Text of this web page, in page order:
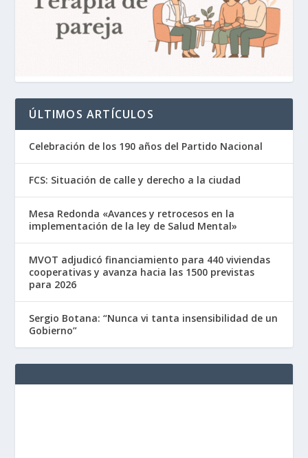
ÚLTIMOS ARTÍCULOS
Celebración de los 190 años del Partido Nacional
FCS: Situación de calle y derecho a la ciudad
Mesa Redonda «Avances y retrocesos en la
implementación de la ley de Salud Mental»
MVOT adjudicó financiamiento para 440 viviendas
cooperativas y avanza hacia las 1500 previstas
para 2026
Sergio Botana: “Nunca vi tanta insensibilidad de un
Gobierno”